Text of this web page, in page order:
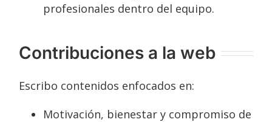
profesionales dentro del equipo.
Contribuciones a la web
Escribo contenidos enfocados en:
Motivación, bienestar y compromiso de